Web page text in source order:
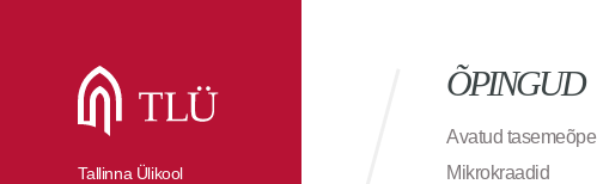
Tallinna Ülikool
ÕPINGUD
Avatud tasemeõpe
Mikrokraadid